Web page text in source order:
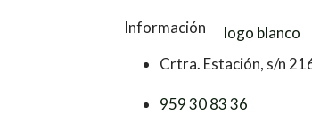
Información
Crtra. Estación, s/n
959 30 83 36